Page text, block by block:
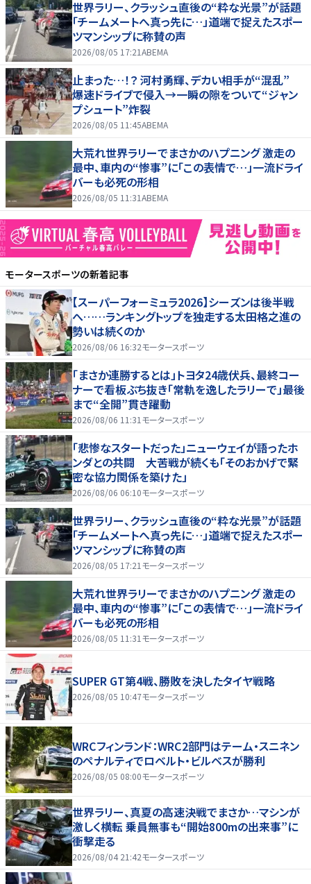
世界ラリー、クラッシュ直後の“粋な光景”が話題
「チームメートへ真っ先に…」道端で捉えたスポー
ツマンシップに称賛の声
2026/08/05 17:21ABEMA
止まった…！？ 河村勇輝、デカい相手が“混乱”
爆速ドライブで侵入→一瞬の隙をついて“ジャン
プシュート”炸裂
2026/08/05 11:45ABEMA
大荒れ世界ラリーでまさかのハプニング 激走の
最中、車内の“惨事”に「この表情で…」一流ドライ
バーも必死の形相
2026/08/05 11:31ABEMA
モータースポーツの新着記事
【スーパーフォーミュラ2026】シーズンは後半戦
へ……ランキングトップを独走する太田格之進の
勢いは続くのか
2026/08/06 16:32モータースポーツ
「まさか連勝するとは」トヨタ24歳伏兵、最終コー
ナーで看板ぶち抜き「常軌を逸したラリーで」最後
まで“全開”貫き躍動
2026/08/06 11:31 モータースポーツ
「悲惨なスタートだった」ニューウェイが語ったホ
ンダとの共闘 大苦戦が続くも「そのおかげで緊
密な協力関係を築けた」
2026/08/06 06:10モータースポーツ
世界ラリー、クラッシュ直後の“粋な光景”が話題
「チームメートへ真っ先に…」道端で捉えたスポー
ツマンシップに称賛の声
2026/08/05 17:21 モータースポーツ
大荒れ世界ラリーでまさかのハプニング 激走の
最中、車内の“惨事”に「この表情で…」一流ドライ
バーも必死の形相
2026/08/05 11:31 モータースポーツ
SUPER GT第4戦、勝敗を決したタイヤ戦略
2026/08/05 10:47モータースポーツ
WRCフィンランド：WRC2部門はテーム・スニネン
のペナルティでロベルト・ビルベスが勝利
2026/08/05 08:00モータースポーツ
世界ラリー、真夏の高速決戦でまさか…マシンが
激しく横転 乗員無事も“開始800mの出来事”に
衝撃走る
2026/08/04 21:42モータースポーツ